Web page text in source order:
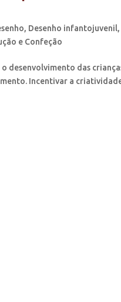
, Desenho infantojuvenil,
e Confeção
desenvolvimento das
Incentivar a